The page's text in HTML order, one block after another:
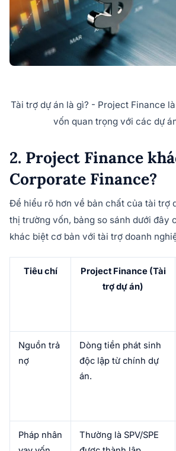
Tài trợ dự án là gì? - Project Finance
vốn quan trọng với các dự
2. Project Finance
Corporate Finance?
Để hiểu rõ hơn về bản chất của tài trợ
thị trường vốn, bảng so sánh dưới đây
khác biệt cơ bản với tài trợ doanh
Tiêu chí
Project Finance (Tài
trợ dự án)
Nguồn trả
nợ
Dòng tiền phát sinh
độc lập từ chính dự
án.
Pháp nhân
Thường là SPV/SPE